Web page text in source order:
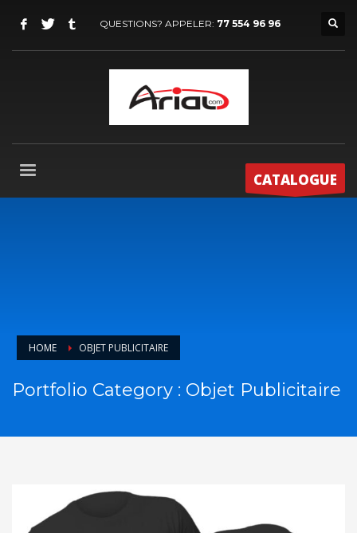
QUESTIONS? APPELER: 77 554 96 96
CATALOGUE
HOME OBJET PUBLICITAIRE
Portfolio Category : Objet Publicitaire